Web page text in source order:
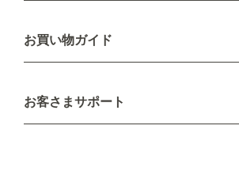
新規会員登録
お買い物ガイド
配送について
不良品・返品について
お客さまサポート